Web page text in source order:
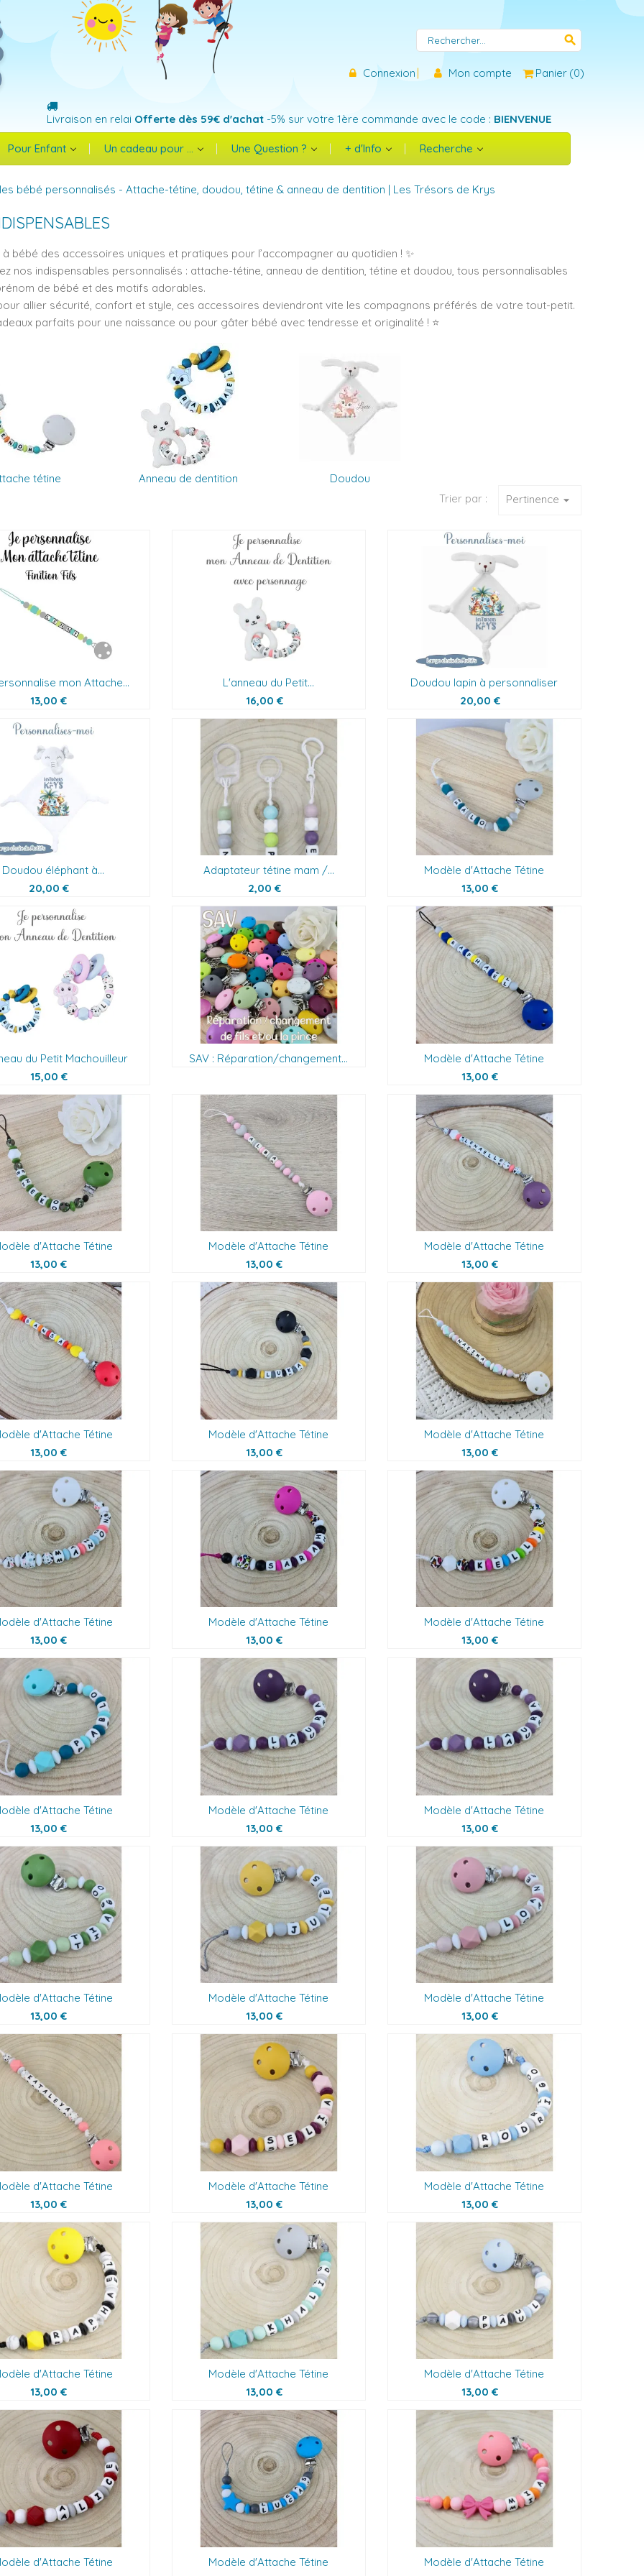
search
Connexion Mon compte Panier (0)
Livraison en relai Offerte dès 59€ d'achat -5% sur votre 1ère commande avec le code : BIENVENUE
Pour Enfant Un cadeau pour ... Une Question ? + d'Info Recherche
bébé personnalisés - Attache-tétine, doudou, tétine & anneau de dentition | Les Trésors de Krys
à bébé des accessoires uniques et pratiques pour l’accompagner au quotidien ! ✨
nos indispensables personnalisés : attache-tétine, anneau de dentition, tétine et doudou, tous personnalisables
de bébé et des motifs adorables.
allier sécurité, confort et style, ces accessoires deviendront vite les compagnons préférés de votre tout-petit.
parfaits pour une naissance ou pour gâter bébé avec tendresse et originalité ! ⭐
tétine Anneau de dentition
Doudou
Trier par :
Pertinence arrow_drop_down
mon Attache...
13,00 €
L'anneau du Petit...
16,00 €
Doudou lapin à personnaliser
20,00 €
Doudou éléphant à...
20,00 €
Adaptateur tétine mam /...
2,00 €
Modèle d'Attache Tétine
13,00 €
du Petit Machouilleur
15,00 €
SAV : Réparation/changement...
Modèle d'Attache Tétine
13,00 €
d'Attache Tétine
13,00 €
Modèle d'Attache Tétine
13,00 €
Modèle d'Attache Tétine
13,00 €
d'Attache Tétine
13,00 €
Modèle d'Attache Tétine
13,00 €
Modèle d'Attache Tétine
13,00 €
d'Attache Tétine
13,00 €
Modèle d'Attache Tétine
13,00 €
Modèle d'Attache Tétine
13,00 €
d'Attache Tétine
13,00 €
Modèle d'Attache Tétine
13,00 €
Modèle d'Attache Tétine
13,00 €
d'Attache Tétine
13,00 €
Modèle d'Attache Tétine
13,00 €
Modèle d'Attache Tétine
13,00 €
d'Attache Tétine
13,00 €
Modèle d'Attache Tétine
13,00 €
Modèle d'Attache Tétine
13,00 €
d'Attache Tétine
13,00 €
Modèle d'Attache Tétine
13,00 €
Modèle d'Attache Tétine
13,00 €
d'Attache Tétine
Modèle d'Attache Tétine
Modèle d'Attache Tétine